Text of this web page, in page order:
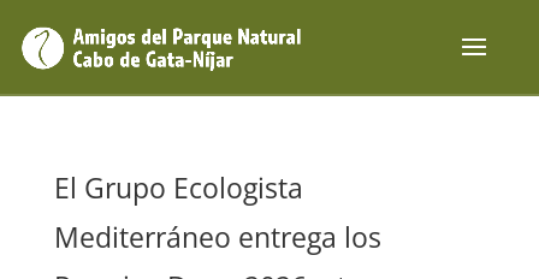
El Grupo Ecologista
Mediterráneo entrega los